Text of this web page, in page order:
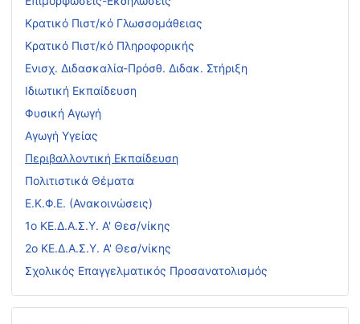
Κρατικό Πιστ/κό Γλωσσομάθειας
Κρατικό Πιστ/κό Πληροφορικής
Ενισχ. Διδασκαλία-Πρόσθ. Διδακ. Στήριξη
Ιδιωτική Εκπαίδευση
Φυσική Αγωγή
Αγωγή Υγείας
Περιβαλλοντική Εκπαίδευση
Πολιτιστικά Θέματα
Ε.Κ.Φ.Ε. (Ανακοινώσεις)
1ο ΚΕ.Δ.Α.Σ.Υ. Α' Θεσ/νίκης
2ο ΚΕ.Δ.Α.Σ.Υ. Α' Θεσ/νίκης
Σχολικός Επαγγελματικός Προσανατολισμός